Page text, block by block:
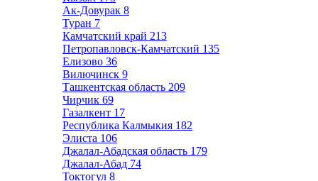
Ак-Довурак 8
Туран 7
Камчатский край 213
Петропавловск-Камчатский 135
Елизово 36
Вилючинск 9
Ташкентская область 209
Чирчик 69
Газалкент 17
Республика Калмыкия 182
Элиста 106
Джалал-Абадская область 179
Джалал-Абад 74
Токтогул 8